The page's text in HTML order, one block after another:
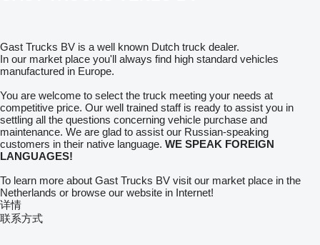
Gast Trucks BV is a well known Dutch truck dealer.
In our market place you'll always find high standard vehicles
manufactured in Europe.
You are welcome to select the truck meeting your needs at
competitive price. Our well trained staff is ready to assist you in
settling all the questions concerning vehicle purchase and
maintenance. We are glad to assist our Russian-speaking
customers in their native language. WE SPEAK FOREIGN
LANGUAGES!
To learn more about Gast Trucks BV visit our market place in the
Netherlands or browse our website in Internet!
详情
联系方式